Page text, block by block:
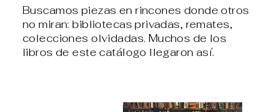
Buscamos piezas en rincones donde otros
no miran: bibliotecas privadas, remates,
colecciones olvidadas. Muchos de los
libros de este catálogo llegaron así.